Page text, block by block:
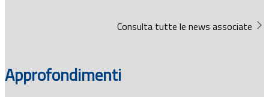
Consulta tutte le news associate
Approfondimenti